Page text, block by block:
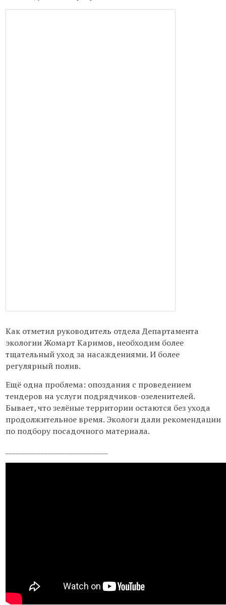
Как отметил руководитель отдела Департамента
экологии Жомарт Каримов, необходим более
тщательный уход за насаждениями. И более
регулярный полив.
Ещё одна проблема: опоздания с проведением
тендеров на услуги подрядчиков-озеленителей.
Бывает, что зелёные территории остаются без ухода
продолжительное время. Экологи дали рекомендации
по подбору посадочного материала.